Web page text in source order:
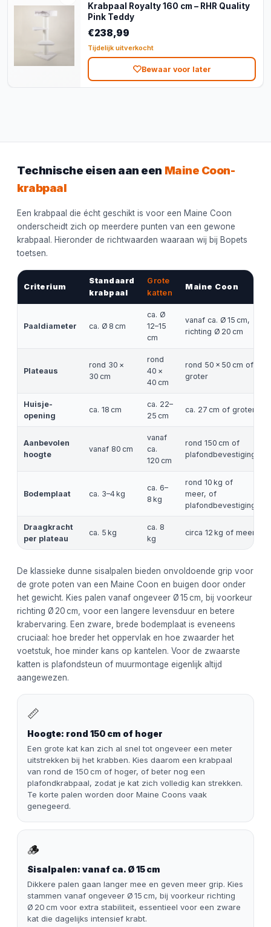
Krabpaal Royalty 160 cm – RHR Quality
Pink Teddy
€238,99
Tijdelijk uitverkocht
Bewaar voor later
Technische eisen aan een Maine Coon-
krabpaal
Een krabpaal die écht geschikt is voor een Maine Coon
onderscheidt zich op meerdere punten van een gewone
krabpaal. Hieronder de richtwaarden waaraan wij bij Bopets
toetsen.
Criterium
Standaard
krabpaal
Grote
katten
Maine Coon
Paaldiameter ca. Ø 8 cm
ca. Ø
12–15
cm
vanaf ca. Ø 15 cm,
richting Ø 20 cm
Plateaus
rond 30 ×
30 cm
rond
40 ×
40 cm
rond 50 × 50 cm of
groter
Huisje-
opening
ca. 18 cm
ca. 22–
25 cm
ca. 27 cm of groter
Aanbevolen
hoogte
vanaf 80 cm
vanaf
ca.
120 cm
rond 150 cm of
plafondbevestiging
Bodemplaat ca. 3–4 kg
ca. 6–
8 kg
rond 10 kg of
meer, of
plafondbevestiging
Draagkracht
per plateau
ca. 5 kg
ca. 8
kg
circa 12 kg of meer
De klassieke dunne sisalpalen bieden onvoldoende grip voor
de grote poten van een Maine Coon en buigen door onder
het gewicht. Kies palen vanaf ongeveer Ø 15 cm, bij voorkeur
richting Ø 20 cm, voor een langere levensduur en betere
krabervaring. Een zware, brede bodemplaat is eveneens
cruciaal: hoe breder het oppervlak en hoe zwaarder het
voetstuk, hoe minder kans op kantelen. Voor de zwaarste
katten is plafondsteun of muurmontage eigenlijk altijd
aangewezen.
📏
Hoogte: rond 150 cm of hoger
Een grote kat kan zich al snel tot ongeveer een meter
uitstrekken bij het krabben. Kies daarom een krabpaal
van rond de 150 cm of hoger, of beter nog een
plafondkrabpaal, zodat je kat zich volledig kan strekken.
Te korte palen worden door Maine Coons vaak
genegeerd.
🪵
Sisalpalen: vanaf ca. Ø 15 cm
Dikkere palen gaan langer mee en geven meer grip. Kies
stammen vanaf ongeveer Ø 15 cm, bij voorkeur richting
Ø 20 cm voor extra stabiliteit, essentieel voor een zware
kat die dagelijks intensief krabt.